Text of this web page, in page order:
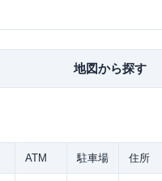
地図から探す
ATM 駐車場 住所